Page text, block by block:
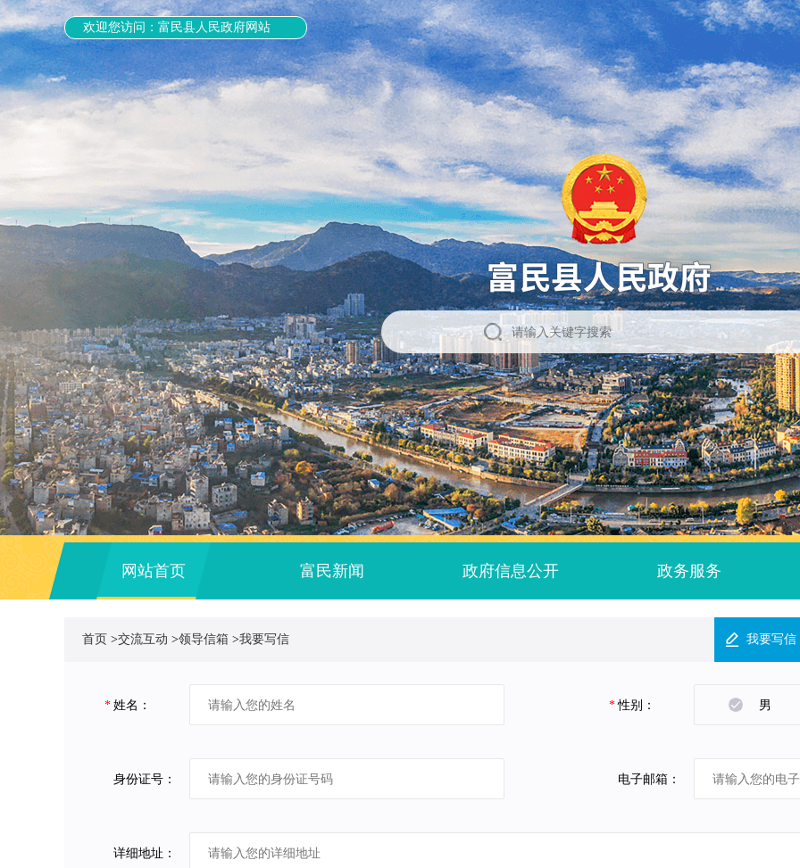
欢迎您访问：富民县人民政府网站
网站首页 富民新闻 政府信息公开 政务服务
首页 >交流互动 >领导信箱 >我要写信 我要写信
* 姓名： * 性别： 男
身份证号： 电子邮箱：
详细地址：